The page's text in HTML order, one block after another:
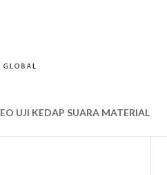
UJI KEDAP SUARA MATERIAL